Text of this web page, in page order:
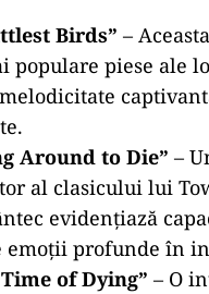
Birds” –
populare piese ale
Around to Die” –
al clasicului lui
evidențiază
emoții profunde în
of Dying” – O